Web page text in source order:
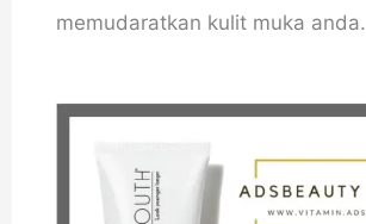
memudaratkan kulit muka anda.